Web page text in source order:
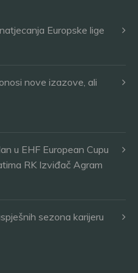
Europske lige
nove izazove, ali
u EHF European Cupu
RK Izviđač Agram
sezona karijeru